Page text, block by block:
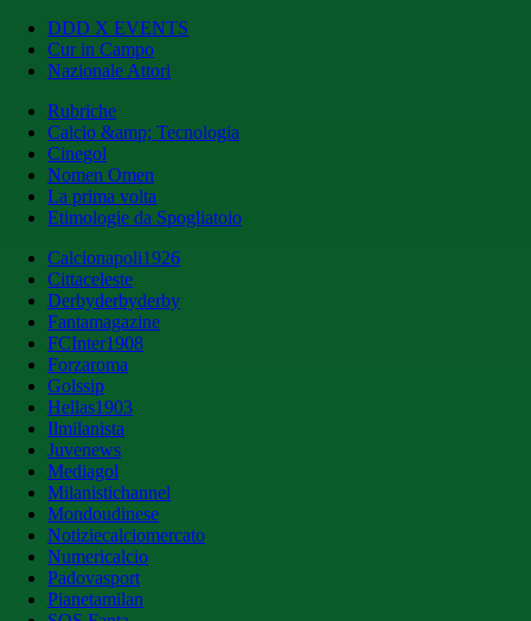
DDD X EVENTS
Cur in Campo
Nazionale Attori
Rubriche
Calcio &amp; Tecnologia
Cinegol
Nomen Omen
La prima volta
Etimologie da Spogliatoio
Calcionapoli1926
Cittaceleste
Derbyderbyderby
Fantamagazine
FCInter1908
Forzaroma
Golssip
Hellas1903
Ilmilanista
Juvenews
Mediagol
Milanistichannel
Mondoudinese
Notiziecalciomercato
Numericalcio
Padovasport
Pianetamilan